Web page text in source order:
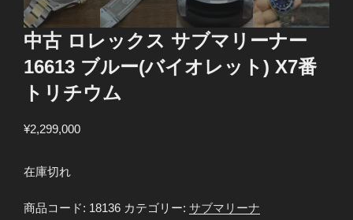
中古 ロレックス サブマリーナー
16613 ブルー(バイオレット) X7番
トリチウム
¥2,299,000
在庫切れ
商品コード: 18136 カテゴリー: サブマリーナ